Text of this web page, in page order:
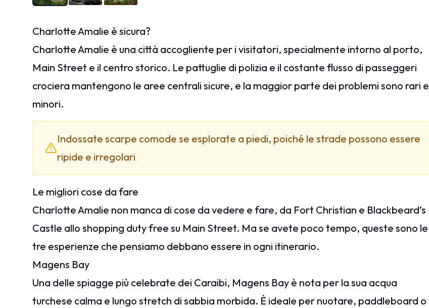
Charlotte Amalie è sicura?
Charlotte Amalie è una città accogliente per i visitatori, specialmente intorno al porto,
Main Street e il centro storico. Le pattuglie di polizia e il costante flusso di passeggeri
crociera mantengono le aree centrali sicure, e la maggior parte dei problemi sono rari e
minori.
Indossate scarpe comode se esplorate a piedi, poiché le strade possono essere
ripide e irregolari
Le migliori cose da fare
Charlotte Amalie non manca di cose da vedere e fare, da Fort Christian e Blackbeard’s
Castle allo shopping duty free su Main Street. Ma se avete poco tempo, queste sono le
tre esperienze che pensiamo debbano essere in ogni itinerario.
Magens Bay
Una delle spiagge più celebrate dei Caraibi, Magens Bay è nota per la sua acqua
turchese calma e lungo stretch di sabbia morbida. È ideale per nuotare, paddleboard o